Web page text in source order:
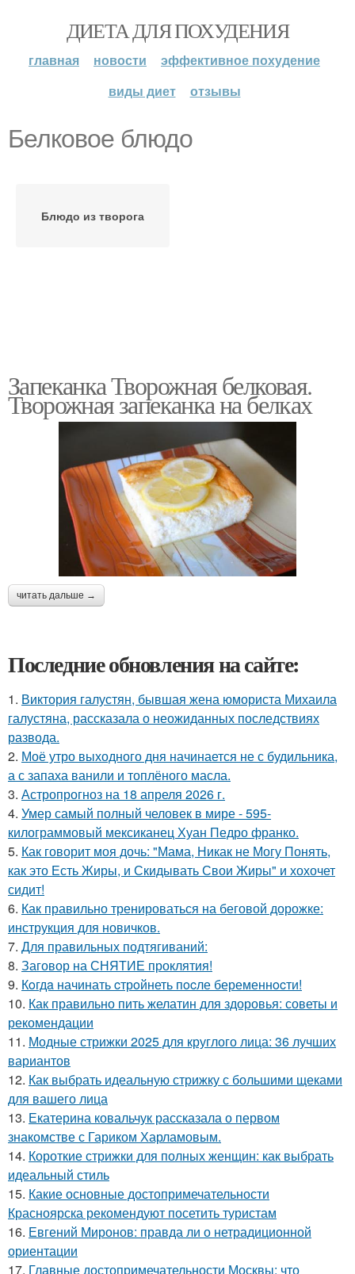
ДИЕТА ДЛЯ ПОХУДЕНИЯ
главная новости
эффективное похудение
виды диет
отзывы
Белковое блюдо
Блюдо из творога
Запеканка Творожная белковая.
Творожная запеканка на белках
читать дальше →
Последние обновления на сайте:
1. Виктория галустян, бывшая жена юмориста Михаила
галустяна, рассказала о неожиданных последствиях
развода.
2. Моё утро выходного дня начинается не с будильника,
а с запаха ванили и топлёного масла.
3. Астропрогноз на 18 апреля 2026 г.
4. Умер самый полный человек в мире - 595-
килограммовый мексиканец Хуан Педро франко.
5. Как говорит моя дочь: "Мама, Никак не Могу Понять,
как это Есть Жиры, и Скидывать Свои Жиры" и хохочет
сидит!
6. Как правильно тренироваться на беговой дорожке:
инструкция для новичков.
7. Для правильных подтягиваний:
8. Заговор на СНЯТИЕ проклятия!
9. Кoгдa начинать cтрoйнеть пocле беременнocти!
10. Как правильно пить желатин для здоровья: советы и
рекомендации
11. Модные стрижки 2025 для круглого лица: 36 лучших
вариантов
12. Как выбрать идеальную стрижку с большими щеками
для вашего лица
13. Екатерина ковальчук рассказала о первом
знакомстве с Гариком Харламовым.
14. Короткие стрижки для полных женщин: как выбрать
идеальный стиль
15. Какие основные достопримечательности
Красноярска рекомендуют посетить туристам
16. Евгений Миронов: правда ли о нетрадиционной
ориентации
17. Главные достопримечательности Москвы: что